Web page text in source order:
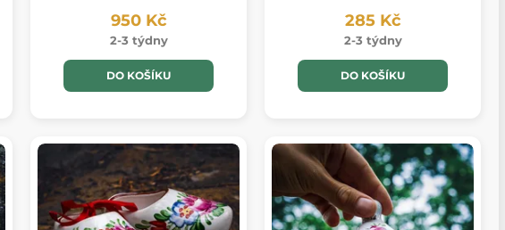
950 Kč
2-3 týdny
DO KOŠÍKU
285 Kč
2-3 týdny
DO KOŠÍKU